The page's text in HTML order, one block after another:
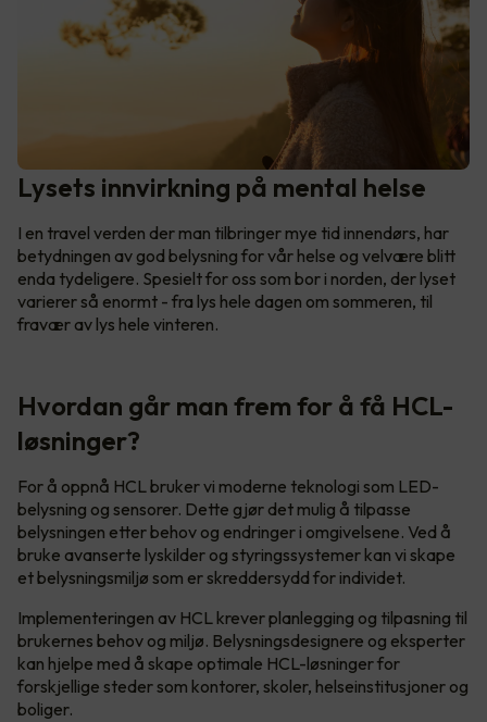
Lysets innvirkning på mental helse
I en travel verden der man tilbringer mye tid innendørs, har
betydningen av god belysning for vår helse og velvære blitt
enda tydeligere. Spesielt for oss som bor i norden, der lyset
varierer så enormt - fra lys hele dagen om sommeren, til
fravær av lys hele vinteren.
Hvordan går man frem for å få HCL-
løsninger?
For å oppnå HCL bruker vi moderne teknologi som LED-
belysning og sensorer. Dette gjør det mulig å tilpasse
belysningen etter behov og endringer i omgivelsene. Ved å
bruke avanserte lyskilder og styringssystemer kan vi skape
et belysningsmiljø som er skreddersydd for individet.
Implementeringen av HCL krever planlegging og tilpasning til
brukernes behov og miljø. Belysningsdesignere og eksperter
kan hjelpe med å skape optimale HCL-løsninger for
forskjellige steder som kontorer, skoler, helseinstitusjoner og
boliger.